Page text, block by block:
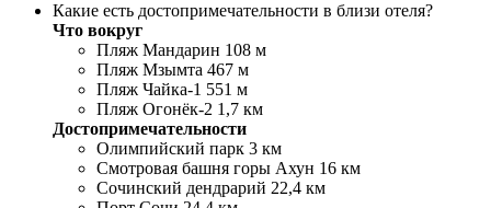
Какие есть достопримечательности в близи отеля?
Что вокруг
Пляж Мандарин 108 м
Пляж Мзымта 467 м
Пляж Чайка-1 551 м
Пляж Огонёк-2 1,7 км
Достопримечательности
Олимпийский парк 3 км
Смотровая башня горы Ахун 16 км
Сочинский дендрарий 22,4 км